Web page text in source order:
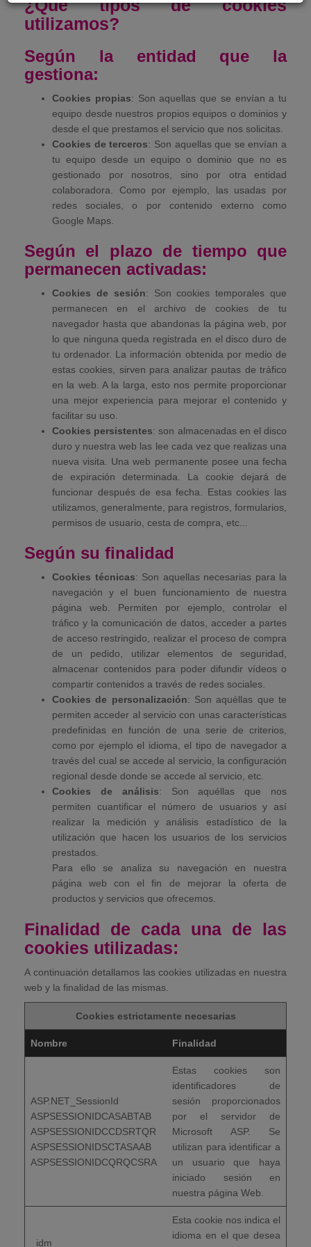
¿Qué tipos de cookies
utilizamos?
Según la entidad que la
gestiona:
Cookies propias: Son aquellas que se envían a tu
equipo desde nuestros propios equipos o dominios y
desde el que prestamos el servicio que nos solicitas.
Cookies de terceros: Son aquellas que se envían a
tu equipo desde un equipo o dominio que no es
gestionado por nosotros, sino por otra entidad
colaboradora. Como por ejemplo, las usadas por
redes sociales, o por contenido externo como
Google Maps.
Según el plazo de tiempo que
permanecen activadas:
Cookies de sesión: Son cookies temporales que
permanecen en el archivo de cookies de tu
navegador hasta que abandonas la página web, por
lo que ninguna queda registrada en el disco duro de
tu ordenador. La información obtenida por medio de
estas cookies, sirven para analizar pautas de tráfico
en la web. A la larga, esto nos permite proporcionar
una mejor experiencia para mejorar el contenido y
facilitar su uso.
Cookies persistentes: son almacenadas en el disco
duro y nuestra web las lee cada vez que realizas una
nueva visita. Una web permanente posee una fecha
de expiración determinada. La cookie dejará de
funcionar después de esa fecha. Estas cookies las
utilizamos, generalmente, para registros, formularios,
permisos de usuario, cesta de compra, etc...
Según su finalidad
Cookies técnicas: Son aquellas necesarias para la
navegación y el buen funcionamiento de nuestra
página web. Permiten por ejemplo, controlar el
tráfico y la comunicación de datos, acceder a partes
de acceso restringido, realizar el proceso de compra
de un pedido, utilizar elementos de seguridad,
almacenar contenidos para poder difundir vídeos o
compartir contenidos a través de redes sociales.
Cookies de personalización: Son aquéllas que te
permiten acceder al servicio con unas características
predefinidas en función de una serie de criterios,
como por ejemplo el idioma, el tipo de navegador a
través del cual se accede al servicio, la configuración
regional desde donde se accede al servicio, etc.
Cookies de análisis: Son aquéllas que nos
permiten cuantificar el número de usuarios y así
realizar la medición y análisis estadístico de la
utilización que hacen los usuarios de los servicios
prestados.
Para ello se analiza su navegación en nuestra
página web con el fin de mejorar la oferta de
productos y servicios que ofrecemos.
Finalidad de cada una de las
cookies utilizadas:
A continuación detallamos las cookies utilizadas en nuestra
web y la finalidad de las mismas.
Cookies estrictamente necesarias
Nombre Finalidad
ASP.NET_SessionId
ASPSESSIONIDCASABTAB
ASPSESSIONIDCCDSRTQR
ASPSESSIONIDSCTASAAB
ASPSESSIONIDCQRQCSRA
Estas cookies son
identificadores de
sesión proporcionados
por el servidor de
Microsoft ASP. Se
utilizan para identificar a
un usuario que haya
iniciado sesión en
nuestra página Web.
_idm
Esta cookie nos indica el
idioma en el que desea